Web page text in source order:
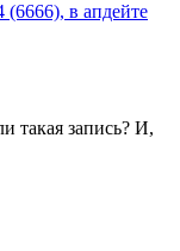
в апдейте
такая запись? И,